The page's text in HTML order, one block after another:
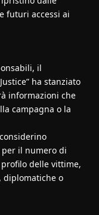
futuri accessi ai
il
ha stanziato
informazioni che
campagna o la
il numero di
delle vittime,
diplomatiche o